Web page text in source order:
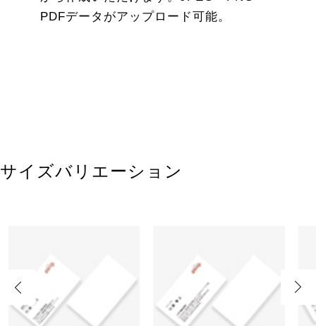
PDFデータがアップロード可能。
サイズバリエーション
Previous